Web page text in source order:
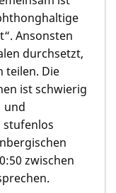
Ansonsten
durchsetzt,
teilen. Die
ist schwierig
und
stufenlos
zwischen